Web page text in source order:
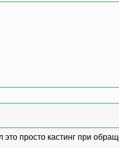
просто кастинг при